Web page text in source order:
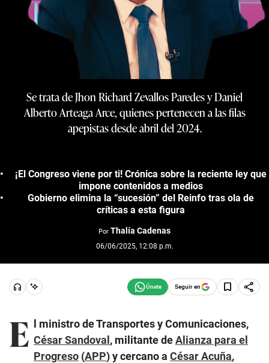
Se trata de Jhon Richard Zevallos Paredes y Daniel
Alberto Arteaga Arce, quienes pertenecen a las filas
apepistas desde abril del 2024.
¡El Congreso viene por ti! Crónica sobre la reciente ley que
impone contenidos a medios
Gobierno elimina la “sucesión” del Reinfo tras ola de
críticas a esta figura
Por Thalía Cadenas
06/06/2025, 12:08 p.m.
Seguir en
E l ministro de Transportes y Comunicaciones,
César Sandoval, militante deAlianza para el
Progreso (APP) y cercano a César Acuña,